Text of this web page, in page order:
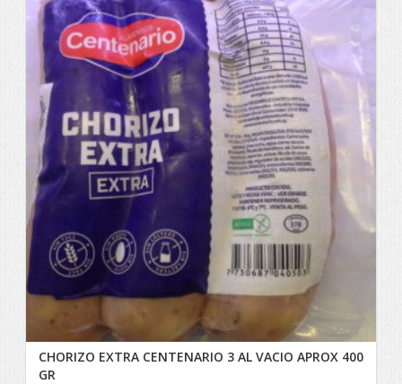
CHORIZO EXTRA CENTENARIO 3 AL VACIO APROX 400
GR